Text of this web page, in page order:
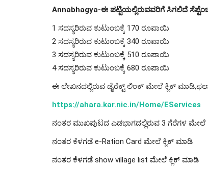
Annabhagya-ಈ ಪಟ್ಟಿಯಲ್ಲಿರುವವರಿಗೆ ಸಿಗಲಿದೆ
1 ಸದಸ್ಯರಿರುವ ಕುಟುಂಬಕ್ಕೆ 170 ರೂಪಾಯಿ
2 ಸದಸ್ಯರಿರುವ ಕುಟುಂಬಕ್ಕೆ 340 ರೂಪಾಯಿ
3 ಸದಸ್ಯರಿರುವ ಕುಟುಂಬಕ್ಕೆ 510 ರೂಪಾಯಿ
4 ಸದಸ್ಯರಿರುವ ಕುಟುಂಬಕ್ಕೆ 680 ರೂಪಾಯಿ
ಈ ಲೇಖನದಲ್ಲಿರುವ ಡೈರೆಕ್ಟ್ ಲಿಂಕ್ ಮೇಲೆ ಕ್ಲಿಕ್
https://ahara.kar.nic.in/Home/EServices
ನಂತರ ಮುಖಪುಟದ ಎಡಭಾಗದಲ್ಲಿರುವ 3 ಗೆರೆಗಳ ಮೇಲೆ
ನಂತರ ಕೆಳಗಡೆ e-Ration Card ಮೇಲೆ ಕ್ಲಿಕ್ ಮಾಡಿ
ನಂತರ ಕೆಳಗಡೆ show village list ಮೇಲೆ ಕ್ಲಿಕ್ ಮಾಡಿ